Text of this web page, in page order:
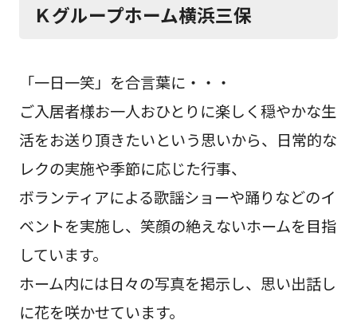
Ｋグループホーム横浜三保
「一日一笑」を合言葉に・・・
ご入居者様お一人おひとりに楽しく穏やかな生
活をお送り頂きたいという思いから、日常的な
レクの実施や季節に応じた行事、
ボランティアによる歌謡ショーや踊りなどのイ
ベントを実施し、笑顔の絶えないホームを目指
しています。
ホーム内には日々の写真を掲示し、思い出話し
に花を咲かせています。